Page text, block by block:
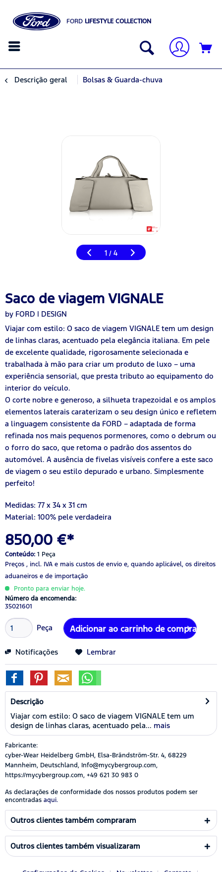
FORD LIFESTYLE COLLECTION
Descrição geral Bolsas & Guarda-chuva
1 / 4
Saco de viagem VIGNALE
by FORD | DESIGN
Viajar com estilo: O saco de viagem VIGNALE tem um design
de linhas claras, acentuado pela elegância italiana. Em pele
de excelente qualidade, rigorosamente selecionada e
trabalhada à mão para criar um produto de luxo – uma
experiência sensorial, que presta tributo ao equipamento do
interior do veículo.
O corte nobre e generoso, a silhueta trapezoidal e os amplos
elementos laterais caraterizam o seu design único e refletem
a linguagem consistente da FORD – adaptada de forma
refinada nos mais pequenos pormenores, como o debrum ou
o forro do saco, que retoma o padrão dos assentos do
automóvel. A ausência de fivelas visíveis confere a este saco
de viagem o seu estilo depurado e urbano. Simplesmente
perfeito!
Medidas: 77 x 34 x 31 cm
Material: 100% pele verdadeira
850,00 €*
Conteúdo: 1 Peça
Preços , incl. IVA e mais custos de envio e, quando aplicável, os direitos
aduaneiros e de importação
Pronto para enviar hoje.
Número da encomenda:
35021601
Peça Adicionar ao carrinho de compras
Notificações Lembrar
Descrição
Viajar com estilo: O saco de viagem VIGNALE tem um
design de linhas claras, acentuado pela... mais
Fabricante:
cyber-Wear Heidelberg GmbH, Elsa-Brändström-Str. 4, 68229
Mannheim, Deutschland, Info@mycybergroup.com,
https://mycybergroup.com, +49 621 30 983 0
As declarações de conformidade dos nossos produtos podem ser
encontradas aqui.
Outros clientes também compraram
Outros clientes também visualizaram